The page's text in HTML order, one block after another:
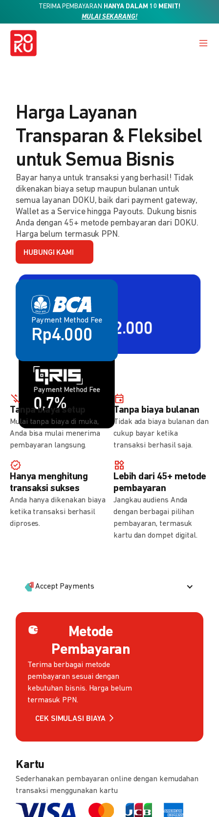
TERIMA PEMBAYARAN HANYA DALAM 10 MENIT!
MULAI SEKARANG!
Harga Layanan
Transparan & Fleksibel
untuk Semua Bisnis
Bayar hanya untuk transaksi yang berhasil! Tidak
dikenakan biaya setup maupun bulanan untuk
semua layanan DOKU, baik dari payment gateway,
Wallet as a Service hingga Payouts. Dukung bisnis
Anda dengan 45+ metode pembayaran dari DOKU.
Harga belum termasuk PPN.
HUBUNGI KAMI
Payment Method Fee
Rp4.000
Payment Method Fee
2,80% + Rp2.000
Payment Method Fee
0,7%
Payment Method Fee
1,5%
Tanpa biaya setup
Mulai tanpa biaya di muka,
Anda bisa mulai menerima
pembayaran langsung.
Tanpa biaya bulanan
Tidak ada biaya bulanan dan
cukup bayar ketika
transaksi berhasil saja.
Hanya menghitung
transaksi sukses
Anda hanya dikenakan biaya
ketika transaksi berhasil
diproses.
Lebih dari 45+ metode
pembayaran
Jangkau audiens Anda
dengan berbagai pilihan
pembayaran, termasuk
kartu dan dompet digital.
Accept Payments
Metode
Pembayaran
Terima berbagai metode
pembayaran sesuai dengan
kebutuhan bisnis. Harga belum
termasuk PPN.
CEK SIMULASI BIAYA
Kartu
Sederhanakan pembayaran online dengan kemudahan
transaksi menggunakan kartu